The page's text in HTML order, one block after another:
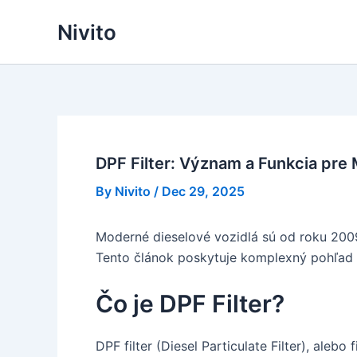
Nivito
DPF Filter: Význam a Funkcia
By Nivito / Dec 29, 2025
Moderné dieselové vozidlá sú od roku
Tento článok poskytuje komplexný
Čo je DPF Filter?
DPF filter (Diesel Particulate Filter),